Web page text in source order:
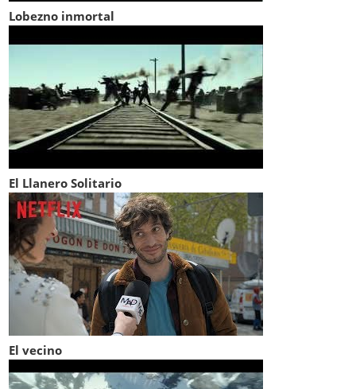
Lobezno inmortal
El Llanero Solitario
El vecino